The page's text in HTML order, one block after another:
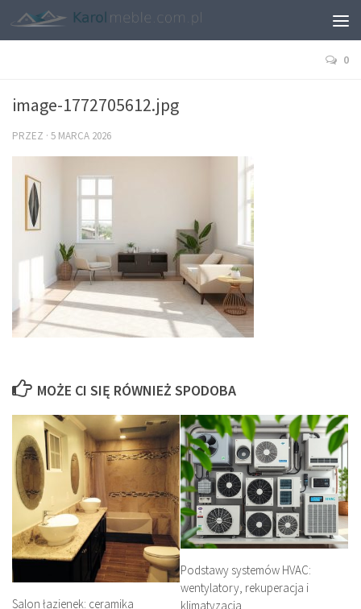
0
image-1772705612.jpg
PRZEZ · 5 MARCA 2026
MOŻE CI SIĘ RÓWNIEŻ SPODOBA
Salon łazienek: ceramika
Podstawy systemów HVAC:
wentylatory, rekuperacja i
klimatyzacja